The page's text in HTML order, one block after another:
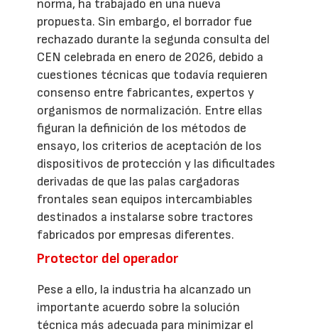
norma, ha trabajado en una nueva
propuesta. Sin embargo, el borrador fue
rechazado durante la segunda consulta del
CEN celebrada en enero de 2026, debido a
cuestiones técnicas que todavía requieren
consenso entre fabricantes, expertos y
organismos de normalización. Entre ellas
figuran la definición de los métodos de
ensayo, los criterios de aceptación de los
dispositivos de protección y las dificultades
derivadas de que las palas cargadoras
frontales sean equipos intercambiables
destinados a instalarse sobre tractores
fabricados por empresas diferentes.
Protector del operador
Pese a ello, la industria ha alcanzado un
importante acuerdo sobre la solución
técnica más adecuada para minimizar el